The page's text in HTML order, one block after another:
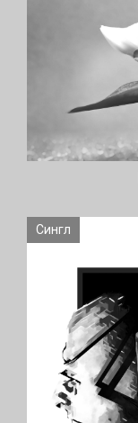
Сингл